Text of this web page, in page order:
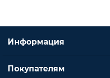
Информация
Покупателям